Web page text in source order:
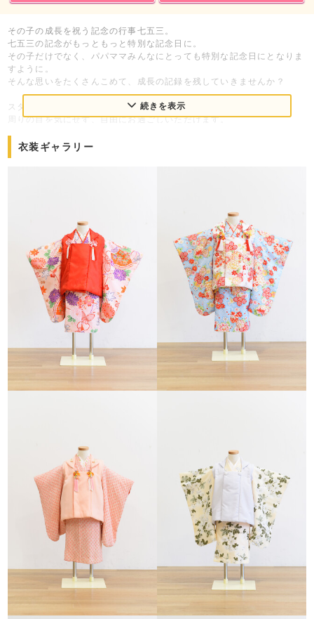
その子の成長を祝う記念の行事七五三。
七五三の記念がもっともっと特別な記念日に。
その子だけでなく、パパママみんなにとっても特別な記念日にとなりま
すように。
そんな思いをたくさんこめて、成長の記録を残していきませんか？
スタジオCocoa ひたちなか店は完全貸切型フォトスタジオ。
周りの目を気にせず、自由にお過ごしいただけます。
りながら撮影します（笑）
ことができますよ♪
【スタジオCocoaのPRポイント】
■ペット撮影OK
■マイカメラ、ビデオ撮影OK
■駐車場完備
■貸切型スタジオ
■待ち時間ゼロ
■全カット付きプラン
■安心！見積書提示致します。
続きを表示
衣装ギャラリー